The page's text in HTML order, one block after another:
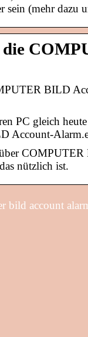
sein (mehr dazu
die
BILD
PC gleich
Account-
über
nützlich ist.
bild account